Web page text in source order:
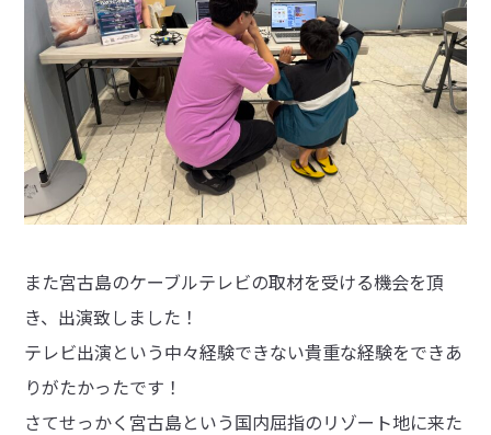
また宮古島のケーブルテレビの取材を受ける機会を頂
き、出演致しました！
テレビ出演という中々経験できない貴重な経験をできあ
りがたかったです！
さてせっかく宮古島という国内屈指のリゾート地に来た